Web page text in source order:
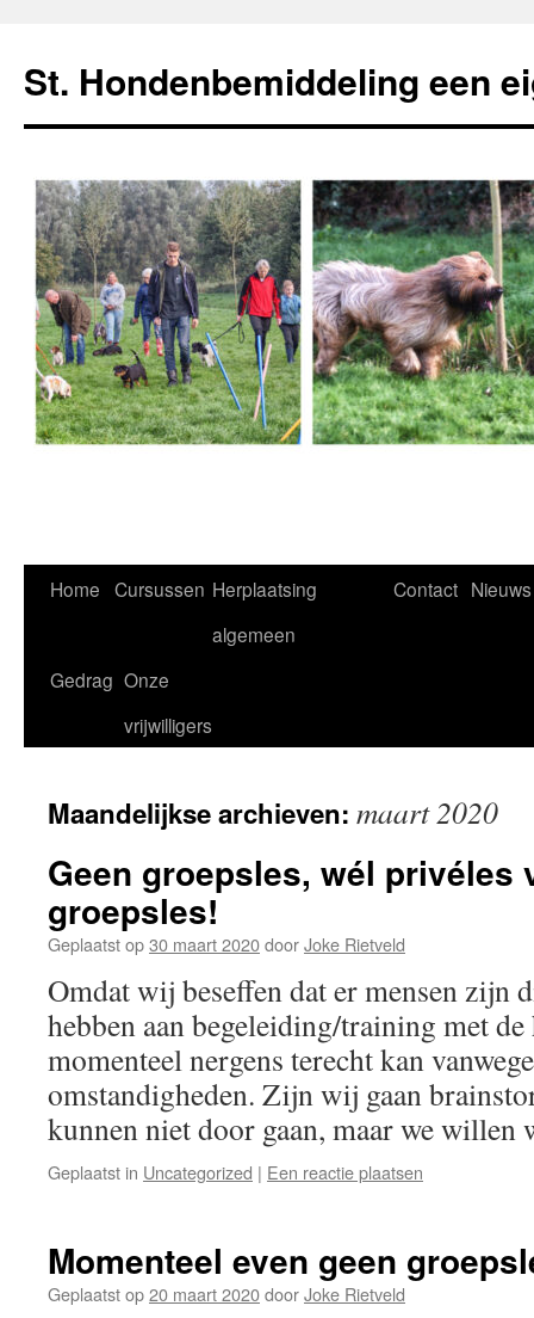
de
inhoud
St. Hondenbemiddeling een
Home Cursussen Herplaatsing
algemeen
Contact Nieuws
Gedrag Onze
vrijwilligers
Maandelijkse archieven: maart 2020
Geen groepsles, wél privéles
groepsles!
Geplaatst op30 maart 2020doorJoke Rietveld
Omdat wij beseffen dat er mensen zijn
hebben aan begeleiding/training met
momenteel nergens terecht kan
omstandigheden. Zijn wij gaan
kunnen niet door gaan, maar we
Geplaatst in Uncategorized | Een reactie plaatsen
Momenteel even geen
Geplaatst op20 maart 2020doorJoke Rietveld